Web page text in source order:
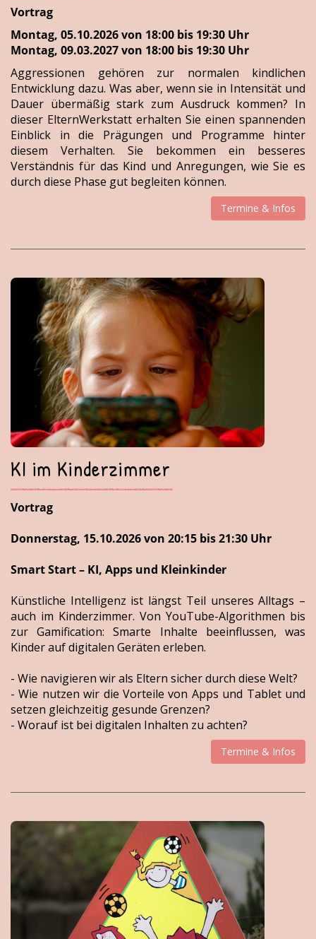
Vortrag
Montag, 05.10.2026 von 18:00 bis 19:30 Uhr
Montag, 09.03.2027 von 18:00 bis 19:30 Uhr
Aggressionen gehören zur normalen kindlichen
Entwicklung dazu. Was aber, wenn sie in Intensität und
Dauer übermäßig stark zum Ausdruck kommen? In
dieser ElternWerkstatt erhalten Sie einen spannenden
Einblick in die Prägungen und Programme hinter
diesem Verhalten. Sie bekommen ein besseres
Verständnis für das Kind und Anregungen, wie Sie es
durch diese Phase gut begleiten können.
Termine & Infos
KI im Kinderzimmer
Vortrag
Donnerstag, 15.10.2026 von 20:15 bis 21:30 Uhr
Smart Start – KI, Apps und Kleinkinder
Künstliche Intelligenz ist längst Teil unseres Alltags –
auch im Kinderzimmer. Von YouTube-Algorithmen bis
zur Gamification: Smarte Inhalte beeinflussen, was
Kinder auf digitalen Geräten erleben.
- Wie navigieren wir als Eltern sicher durch diese Welt?
- Wie nutzen wir die Vorteile von Apps und Tablet und
setzen gleichzeitig gesunde Grenzen?
- Worauf ist bei digitalen Inhalten zu achten?
Termine & Infos